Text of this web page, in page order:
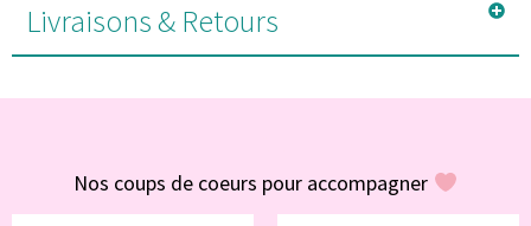
Livraisons & Retours
Nos coups de coeurs pour accompagner